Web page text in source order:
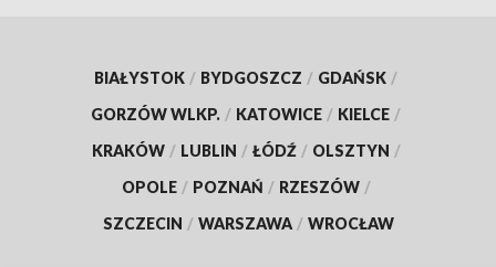
BIAŁYSTOK / BYDGOSZCZ / GDAŃSK /
GORZÓW WLKP. / KATOWICE / KIELCE /
KRAKÓW / LUBLIN / ŁÓDŹ / OLSZTYN /
OPOLE / POZNAŃ / RZESZÓW /
SZCZECIN / WARSZAWA / WROCŁAW